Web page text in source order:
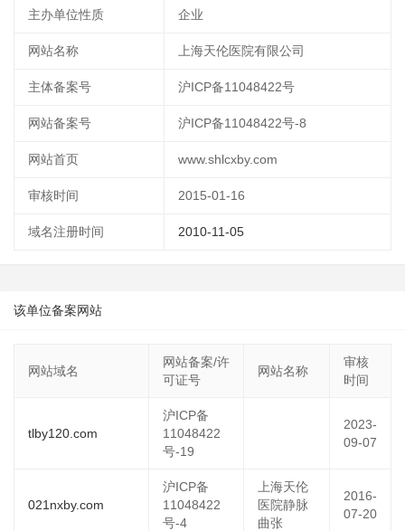
主办单位性质 企业
网站名称 上海天伦医院有限公司
主体备案号 沪ICP备11048422号
网站备案号 沪ICP备11048422号-8
网站首页 www.shlcxby.com
审核时间 2015-01-16
域名注册时间 2010-11-05
该单位备案网站
网站域名
网站备案/许
可证号
网站名称
审核
时间
tlby120.com
沪ICP备
11048422
号-19
2023-
09-07
021nxby.com
沪ICP备
11048422
号-4
上海天伦
医院静脉
曲张
2016-
07-20